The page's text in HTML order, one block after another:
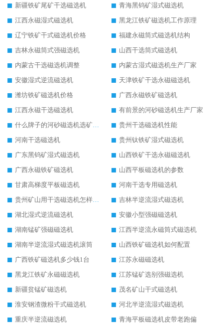
新疆铁矿尾矿干选磁选机
青海黑钨矿湿式磁选机
江西永磁湿式磁选机
黑龙江铁矿磁选机工作原理
辽宁铁矿干式磁选机价格
福建永磁筒式磁选机结构
吉林永磁筒式强磁选机
山西干选筒式磁选机
内蒙古干选磁选机调整
内蒙古湿式磁选机生产厂家
安徽湿式逆流磁选机
天津铁矿干选永磁磁选机
潍坊铁矿磁选机价格
广西永磁铁矿磁选机
江西永磁干选磁选机
有前景的河砂磁选机生产厂家
什么牌子的河砂磁选机选矿效果好
贵州干选磁选机性能
河南干选磁选机
贵州钛铁矿湿式磁选机
广东黑钨矿湿式磁选机
山西铁矿干选永磁磁选机
广西永磁铁矿磁选机
山西平板磁选机的参数
甘肃高梯度平板磁选机
河南干选专用磁选机
贵州矿山用干选磁选机怎样调磁
吉林半逆流湿式磁选机
湖北湿式逆流磁选机
安徽小型强磁磁选机
湖南锰矿强磁磁选机
江西半逆流永磁筒式磁选机
湖南半逆流湿式磁选机滚筒
山西铁矿磁选机如何配置
广西铁矿磁选机多少钱1台
江苏永磁磁选机
黑龙江铁矿永磁磁选机
江苏锰矿选别强磁选机
新疆贫锰矿磁选机
茂名矿山干式磁选机
淮安钢渣微粉干式磁选机
河北半逆流湿式磁选机
重庆半逆流磁选机
青海平板磁选机皮带老跑偏